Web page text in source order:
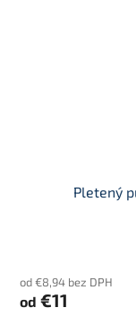
Pletený
od €8,94 bez DPH
od €11